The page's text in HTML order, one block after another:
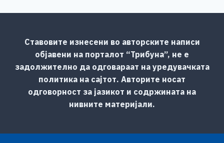
Ставовите изнесени во авторските написи
објавени на порталот “Трибуна”, не е
задолжително да одговараат на уредувачката
политика на сајтот. Авторите носат
одговорност за јазикот и содржината на
нивните материјали.